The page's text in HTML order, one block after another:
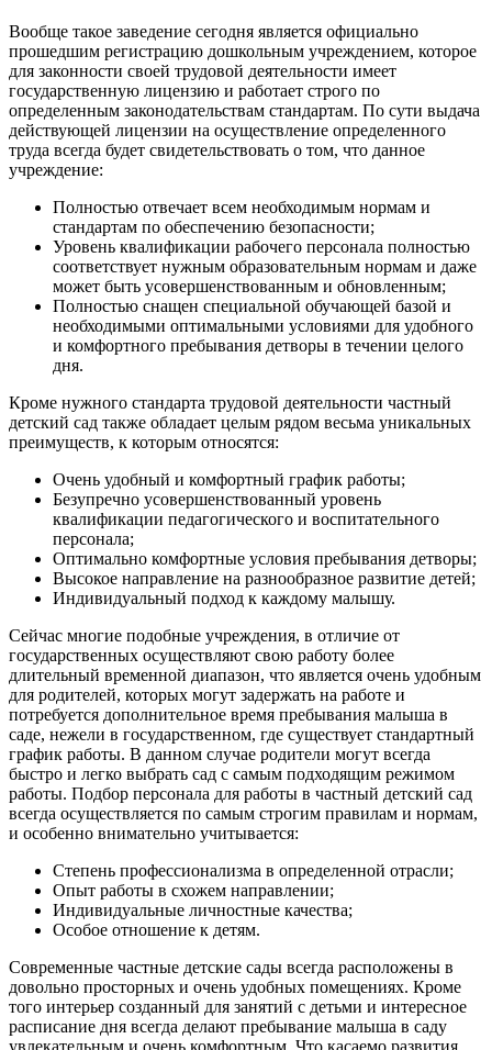
Вообще такое заведение сегодня является официально
прошедшим регистрацию дошкольным учреждением, которое
для законности своей трудовой деятельности имеет
государственную лицензию и работает строго по
определенным законодательствам стандартам. По сути выдача
действующей лицензии на осуществление определенного
труда всегда будет свидетельствовать о том, что данное
учреждение:
Полностью отвечает всем необходимым нормам и
стандартам по обеспечению безопасности;
Уровень квалификации рабочего персонала полностью
соответствует нужным образовательным нормам и даже
может быть усовершенствованным и обновленным;
Полностью снащен специальной обучающей базой и
необходимыми оптимальными условиями для удобного
и комфортного пребывания детворы в течении целого
дня.
Кроме нужного стандарта трудовой деятельности частный
детский сад также обладает целым рядом весьма уникальных
преимуществ, к которым относятся:
Очень удобный и комфортный график работы;
Безупречно усовершенствованный уровень
квалификации педагогического и воспитательного
персонала;
Оптимально комфортные условия пребывания детворы;
Высокое направление на разнообразное развитие детей;
Индивидуальный подход к каждому малышу.
Сейчас многие подобные учреждения, в отличие от
государственных осуществляют свою работу более
длительный временной диапазон, что является очень удобным
для родителей, которых могут задержать на работе и
потребуется дополнительное время пребывания малыша в
саде, нежели в государственном, где существует стандартный
график работы. В данном случае родители могут всегда
быстро и легко выбрать сад с самым подходящим режимом
работы. Подбор персонала для работы в частный детский сад
всегда осуществляется по самым строгим правилам и нормам,
и особенно внимательно учитывается:
Степень профессионализма в определенной отрасли;
Опыт работы в схожем направлении;
Индивидуальные личностные качества;
Особое отношение к детям.
Современные частные детские сады всегда расположены в
довольно просторных и очень удобных помещениях. Кроме
того интерьер созданный для занятий с детьми и интересное
расписание дня всегда делают пребывание малыша в саду
увлекательным и очень комфортным. Что касаемо развития